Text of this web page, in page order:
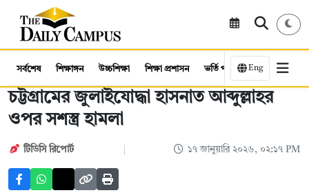
সর্বশেষ শিক্ষাঙ্গন উচ্চশিক্ষা শিক্ষা প্রশাসন ভর্তি পরীক্ষা কর্মসংস্থান
Eng
চট্টগ্রামের জুলাইযোদ্ধা হাসনাত আব্দুল্লাহর
ওপর সশস্ত্র হামলা
টিডিসি রিপোর্ট ১৭ জানুয়ারি ২০২৬, ০২:১৭ PM